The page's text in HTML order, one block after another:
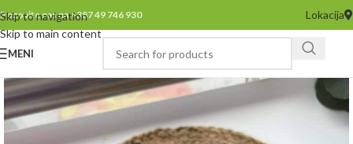
Skip to navigation
Skip to main content
Pozovite nas na +387 49 746 930 Lokacija
MENI